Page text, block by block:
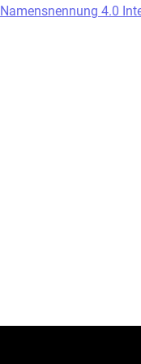
Namensnennung 4.0